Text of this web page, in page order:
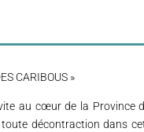
CARIBOUS »
au cœur de la Province
décontraction dans